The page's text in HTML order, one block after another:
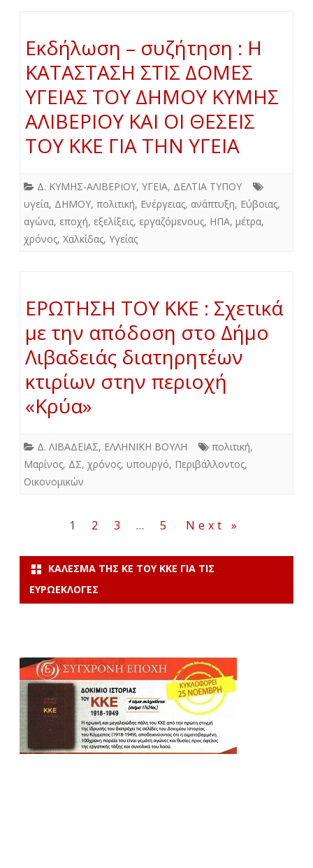
Εκδήλωση – συζήτηση : Η
ΚΑΤΑΣΤΑΣΗ ΣΤΙΣ ΔΟΜΕΣ
ΥΓΕΙΑΣ ΤΟΥ ΔΗΜΟΥ ΚΥΜΗΣ
ΑΛΙΒΕΡΙΟΥ ΚΑΙ ΟΙ ΘΕΣΕΙΣ
ΤΟΥ ΚΚΕ ΓΙΑ ΤΗΝ ΥΓΕΙΑ
Δ. ΚΥΜΗΣ-ΑΛΙΒΕΡΙΟΥ, ΥΓΕΙΑ, ΔΕΛΤΙΑ ΤΥΠΟΥ
υγεία, ΔΗΜΟΥ, πολιτική, Ενέργειας, ανάπτυξη, Εύβοιας,
αγώνα, εποχή, εξελίξεις, εργαζόμενους, ΗΠΑ, μέτρα,
χρόνος, Χαλκίδας, Υγείας
ΕΡΩΤΗΣΗ ΤΟΥ ΚΚΕ : Σχετικά
με την απόδοση στο Δήμο
Λιβαδειάς διατηρητέων
κτιρίων στην περιοχή
«Κρύα»
Δ. ΛΙΒΑΔΕΙΑΣ, ΕΛΛΗΝΙΚΗ ΒΟΥΛΗ πολιτική,
Μαρίνος, ΔΣ, χρόνος, υπουργό, Περιβάλλοντος,
Οικονομικών
Σελιδοποίηση
1 2 3 … 5 Next »
ΚΆΛΕΣΜΑ ΤΗΣ ΚΕ ΤΟΥ ΚΚΕ ΓΙΑ ΤΙΣ
ΕΥΡΩΕΚΛΟΓΈΣ